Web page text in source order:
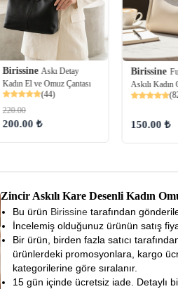
Birissine Askı Detay
Kadın El ve Omuz Çantası
(44)
220.00
200.00 ₺
Birissine
Askılı Kadın
150.00 ₺
Zincir Askılı Kare Desenli Kadın
Bu ürün Birissinetarafından
İncelemiş olduğunuz ürünün satış
Bir ürün, birden fazla satıcı
ürünlerdeki promosyonlara, kargo
kategorilerine göre sıralanır.
15 gün içinde ücretsiz iade. Detaylı